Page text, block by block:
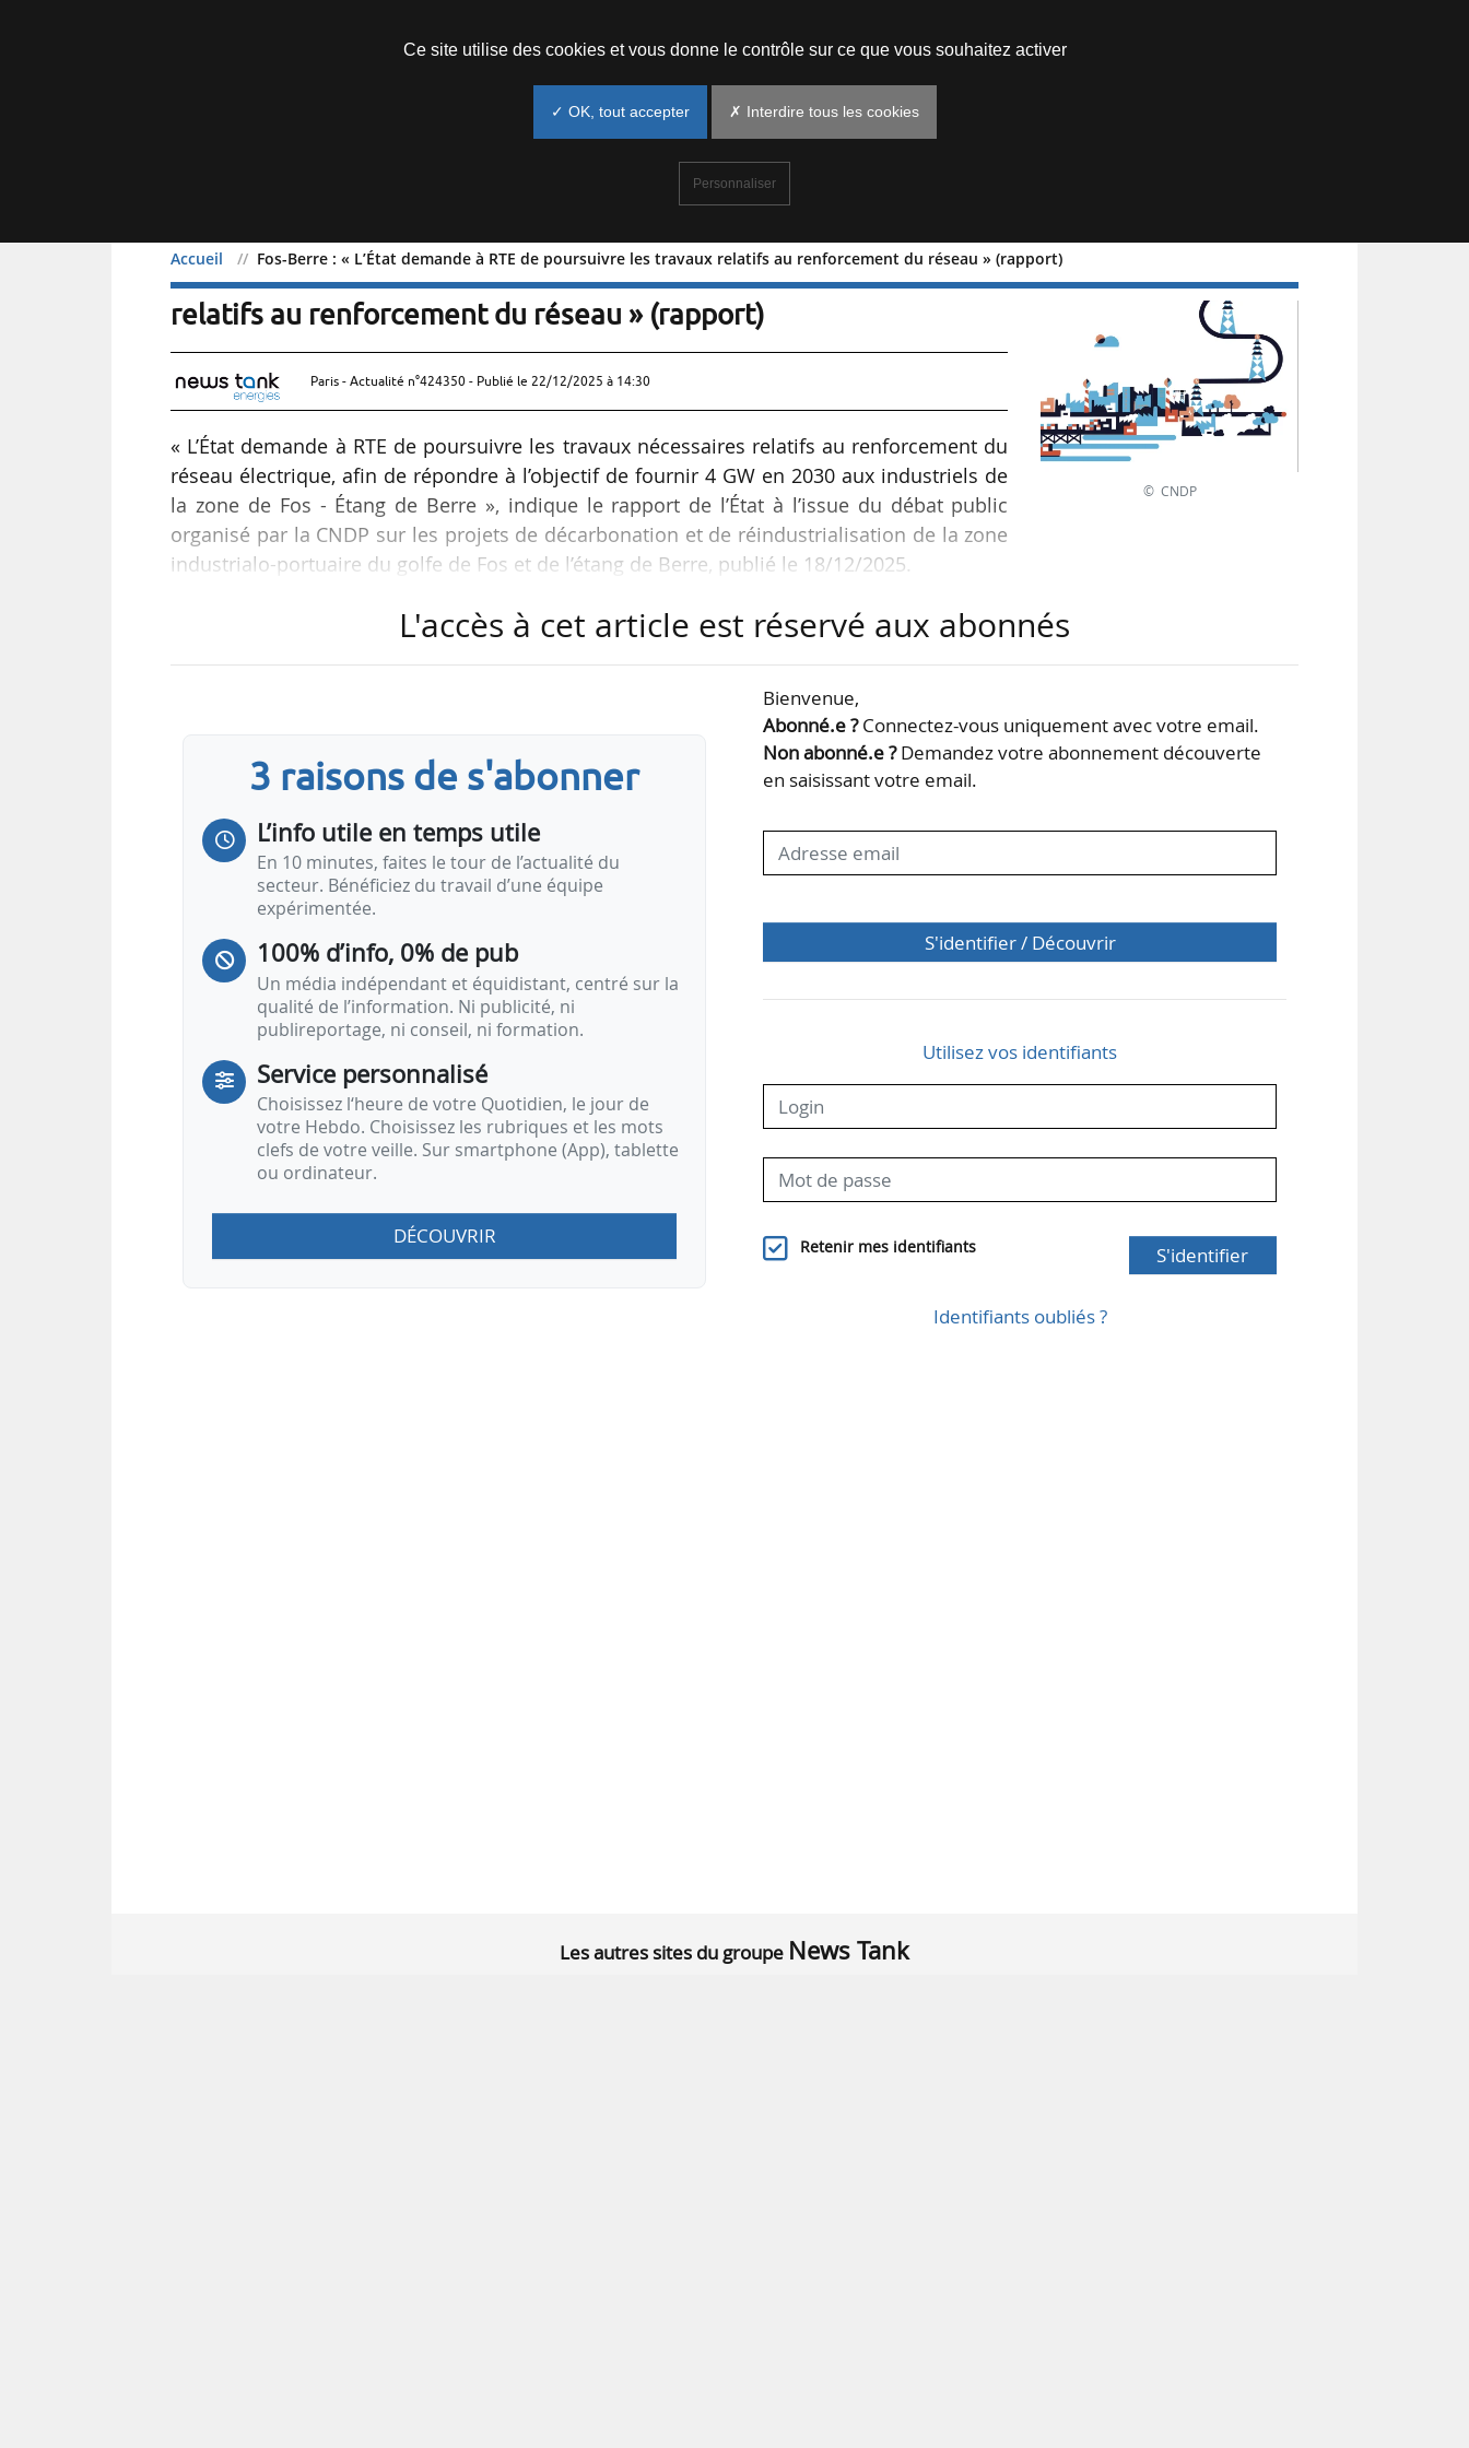
Accueil Fos-Berre : « L’État demande à RTE de poursuivre les travaux relatifs au renforcement du réseau » (rapport)
Fos-Berre : « L’État demande à RTE de poursuivre les travaux
relatifs au renforcement du réseau » (rapport)
Paris - Actualité n°424350 - Publié le 22/12/2025 à 14:30
« L’État demande à RTE de poursuivre les travaux nécessaires relatifs au renforcement du
réseau électrique, afin de répondre à l’objectif de fournir 4 GW en 2030 aux industriels de
la zone de Fos - Étang de Berre », indique le rapport de l’État à l’issue du débat public
organisé par la CNDP sur les projets de décarbonation et de réindustrialisation de la zone
industrialo-portuaire du golfe de Fos et de l’étang de Berre, publié le 18/12/2025.
Dans une feuille de route pour le développement industriel du golfe de Fos et de l’Étang
logistique, en priorisant les filières stratégiques et en modernisant les…
© CNDP
L'accès à cet article est réservé aux abonnés
3 raisons de s'abonner
L’info utile en temps utile
En 10 minutes, faites le tour de l’actualité du
secteur. Bénéficiez du travail d’une équipe
expérimentée.
100% d’info, 0% de pub
Un média indépendant et équidistant, centré sur la
qualité de l’information. Ni publicité, ni
publireportage, ni conseil, ni formation.
Service personnalisé
Choisissez l‘heure de votre Quotidien, le jour de
votre Hebdo. Choisissez les rubriques et les mots
clefs de votre veille. Sur smartphone (App), tablette
ou ordinateur.
DÉCOUVRIR
Bienvenue,
Abonné.e ?Connectez-vous uniquement avec votre email.
Non abonné.e ?Demandez votre abonnement découverte
en saisissant votre email.
S'identifier / Découvrir
Utilisez vos identifiants
Retenir mes identifiants S'identifier
Identifiants oubliés ?
Les autres sites du groupe News Tank
Ce site utilise des cookies et vous donne le contrôle sur ce que vous souhaitez activer
✓ OK, tout accepter ✗ Interdire tous les cookies
Personnaliser